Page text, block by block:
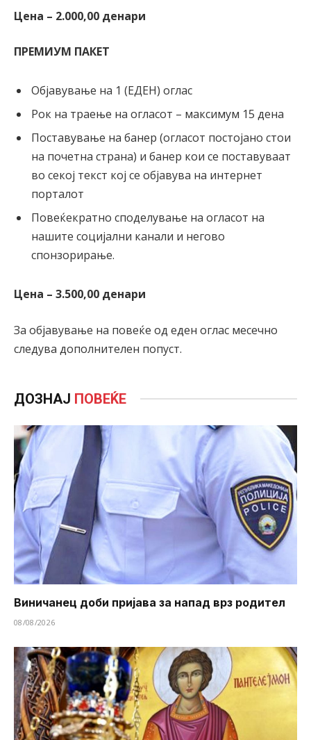
Цена – 2.000,00 денари
ПРЕМИУМ ПАКЕТ
Објавување на 1 (ЕДЕН) оглас
Рок на траење на огласот – максимум 15 дена
Поставување на банер (огласот постојано стои
на почетна страна) и банер кои се поставуваат
во секој текст кој се објавува на интернет
порталот
Повеќекратно споделување на огласот на
нашите социјални канали и негово
спонзорирање.
Цена – 3.500,00 денари
За објавување на повеќе од еден оглас месечно
следува дополнителен попуст.
ДОЗНАЈ ПОВЕЌЕ
Виничанец доби пријава за напад врз родител
08/08/2026